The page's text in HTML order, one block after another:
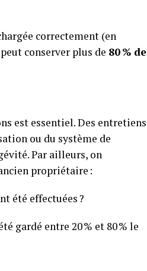
correctement (en
conserver plus de 80 % de
est essentiel. Des entretiens
ou du système de
Par ailleurs, on
propriétaire :
été effectuées ?
gardé entre 20 % et 80 % le